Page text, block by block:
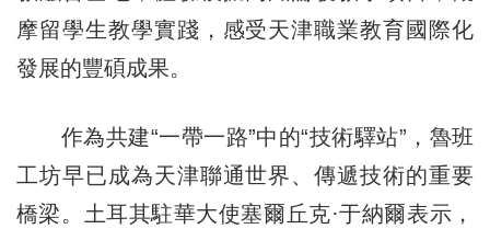
摩留學生教學實踐，感受天津職業教育國際化
發展的豐碩成果。
作為共建“一帶一路”中的“技術驛站”，魯班
工坊早已成為天津聯通世界、傳遞技術的重要
橋梁。土耳其駐華大使塞爾丘克·于納爾表示，